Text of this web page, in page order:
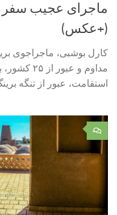
ماجرای عجیب سفر
(+عکس)
مداوم و
استقامت، عبور از تنگه
۰